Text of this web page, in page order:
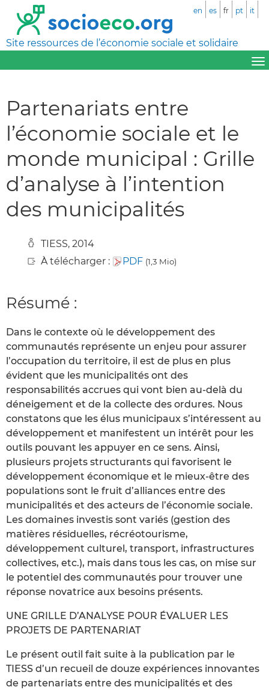
Site ressources de l’économie sociale et solidaire
en es fr pt it
Partenariats entre
l’économie sociale et le
monde municipal : Grille
d’analyse à l’intention
des municipalités
TIESS, 2014
À télécharger :
PDF (1,3 Mio)
Résumé :
Dans le contexte où le développement des
communautés représente un enjeu pour assurer
l’occupation du territoire, il est de plus en plus
évident que les municipalités ont des
responsabilités accrues qui vont bien au-delà du
déneigement et de la collecte des ordures. Nous
constatons que les élus municipaux s’intéressent au
développement et manifestent un intérêt pour les
outils pouvant les appuyer en ce sens. Ainsi,
plusieurs projets structurants qui favorisent le
développement économique et le mieux-être des
populations sont le fruit d’alliances entre des
municipalités et des acteurs de l’économie sociale.
Les domaines investis sont variés (gestion des
matières résiduelles, récréotourisme,
développement culturel, transport, infrastructures
collectives, etc.), mais dans tous les cas, on mise sur
le potentiel des communautés pour trouver une
réponse novatrice aux besoins présents.
UNE GRILLE D’ANALYSE POUR ÉVALUER LES
PROJETS DE PARTENARIAT
Le présent outil fait suite à la publication par le
TIESS d’un recueil de douze expériences innovantes
de partenariats entre des municipalités et des